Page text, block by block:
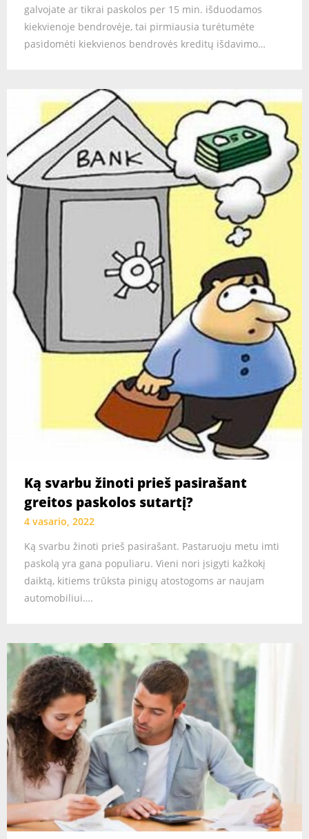
galvojate ar tikrai paskolos per 15 min. išduodamos
kiekvienoje bendrovėje, tai pirmiausia turėtumėte
pasidomėti kiekvienos bendrovės kreditų išdavimo…
Ką svarbu žinoti prieš pasirašant
greitos paskolos sutartį?
4 vasario, 2022
Ką svarbu žinoti prieš pasirašant. Pastaruoju metu imti
paskolą yra gana populiaru. Vieni nori įsigyti kažkokį
daiktą, kitiems trūksta pinigų atostogoms ar naujam
automobiliui….